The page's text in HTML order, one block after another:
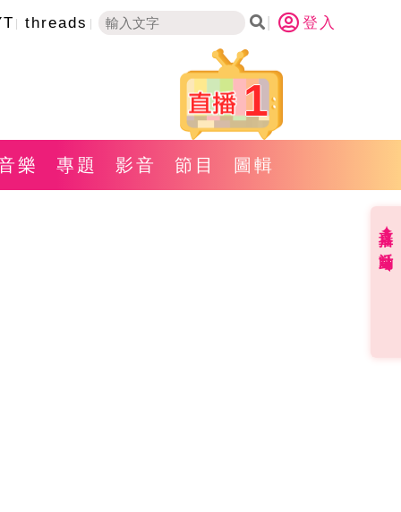
threads 登入
1
樂 專題 影音 節目 圖輯
直播✦活動